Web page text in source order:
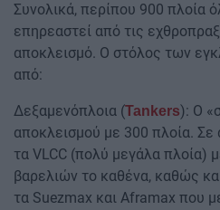
Συνολικά, περίπου 900 πλοία
επηρεαστεί από τις
αποκλεισμό. Ο στόλος των
από:
Δεξαμενόπλοια (Tankers): Ο
αποκλεισμού με 300 πλοία. Σε
τα VLCC (πολύ μεγάλα πλοία)
βαρελιών το καθένα, καθώς
τα Suezmax και Aframax που